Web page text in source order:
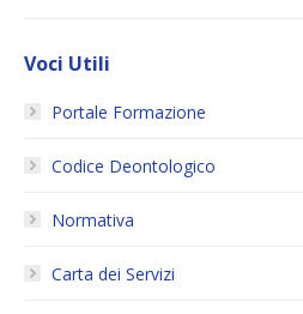
Voci Utili
Portale Formazione
Codice Deontologico
Normativa
Carta dei Servizi